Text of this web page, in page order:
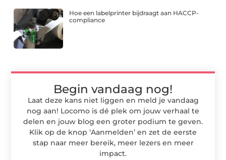
Hoe een labelprinter bijdraagt aan HACCP-
compliance
Begin vandaag nog!
Laat deze kans niet liggen en meld je vandaag
nog aan! Locomo is dé plek om jouw verhaal te
delen en jouw blog een groter podium te geven.
Klik op de knop ‘Aanmelden’ en zet de eerste
stap naar meer bereik, meer lezers en meer
impact.